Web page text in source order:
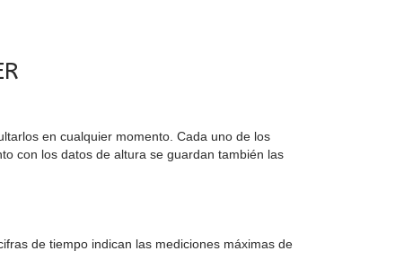
en cualquier momento. Cada uno de los
con los datos de altura se guardan también las
de tiempo indican las mediciones máximas de